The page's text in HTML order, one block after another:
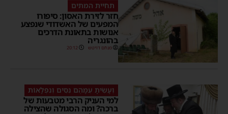
תחיית המתים
חזר לזירת האסון: סיפורו
המפעים של האשדודי שנפצע
אנושות בתאונת הדרכים
בהונגריה
מנחם דויטש 20:12
וְעָשִׂיתָ עִמָּהֶם נִסִּים וְנִפְלָאוֹת
למי העניק הרבי מטבעות של
ברכה? ומה הסגולה שהצילה